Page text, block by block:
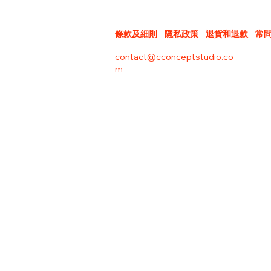
條款及細則 隱私政策 退貨和退款 常
contact@cconceptstudio.co
m